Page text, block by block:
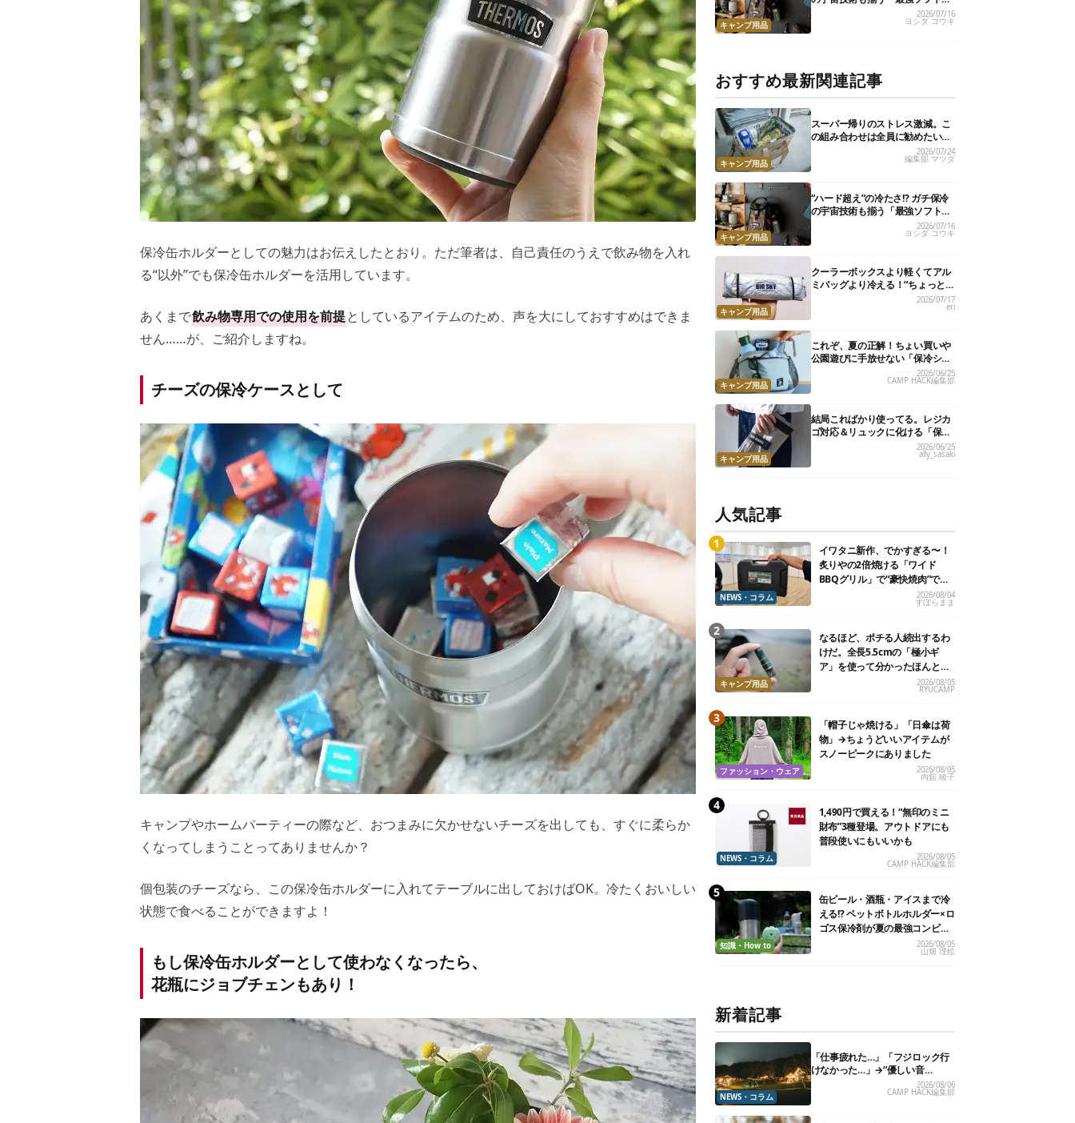
保冷缶ホルダーとしての魅力はお伝えしたとおり。ただ筆者は、自己責任のうえで飲み物を入れ
る“以外”でも保冷缶ホルダーを活用しています。
あくまで飲み物専用での使用を前提としているアイテムのため、声を大にしておすすめはできま
せん……が、ご紹介しますね。
チーズの保冷ケースとして
キャンプやホームパーティーの際など、おつまみに欠かせないチーズを出しても、すぐに柔らか
くなってしまうことってありませんか？
個包装のチーズなら、この保冷缶ホルダーに入れてテーブルに出しておけばOK。冷たくおいしい
状態で食べることができますよ！
もし保冷缶ホルダーとして使わなくなったら、
花瓶にジョブチェンもあり！
キャンプ用品
ーラー」17選
2026/07/16
ヨシダ コウキ
おすすめ最新関連記事
キャンプ用品
スーパー帰りのストレス激減。こ
の組み合わせは全員に勧めたい
【編集部のリアル購入品】2026/07/24
編集部 マツダ
キャンプ用品
“ハード超え”の冷たさ!? ガチ保冷
の宇宙技術も揃う「最強ソフトク
ーラー」17選
2026/07/16
ヨシダ コウキ
キャンプ用品
クーラーボックスより軽くてアル
ミバッグより冷える！“ちょっと
の保冷”に大活躍の軽量バッグ7選
2026/07/17
eri
キャンプ用品
これぞ、夏の正解！ちょい買いや
公園遊びに手放せない「保冷ショ
2026/06/25
CAMP HACK編集部
キャンプ用品
結局こればかり使ってる。レジカ
ゴ対応＆リュックに化ける「保冷
2026/06/25
ally_sasaki
人気記事
NEWS・コラム
イワタニ新作、でかすぎる〜！
炙りやの2倍焼ける「ワイド
BBQグリル」で“豪快焼肉”でき
2026/08/04
ずぼらまま
キャンプ用品
なるほど、ポチる人続出するわ
けだ。全長5.5cmの「極小ギ
ア」を使って分かったほんとの
2026/08/05
RYUCAMP
ファッション・ウェア
「帽子じゃ焼ける」「日傘は荷
物」→ちょうどいいアイテムが
スノーピークにありました
2026/08/05
内舘 綾子
NEWS・コラム
1,490円で買える！“無印のミニ
財布”3種登場。アウトドアにも
普段使いにもいいかも
2026/08/05
CAMP HACK編集部
知識・How to
缶ビール・酒瓶・アイスまで冷
える!? ペットボトルホルダー×ロ
ゴス保冷剤が夏の最強コンビだ
2026/08/05
山畑 理絵
新着記事
NEWS・コラム
「仕事疲れた…」「フジロック行
けなかった…」→“優しい音
楽”と“大きな自然”で治癒。まだ間
2026/08/06
CAMP HACK編集部